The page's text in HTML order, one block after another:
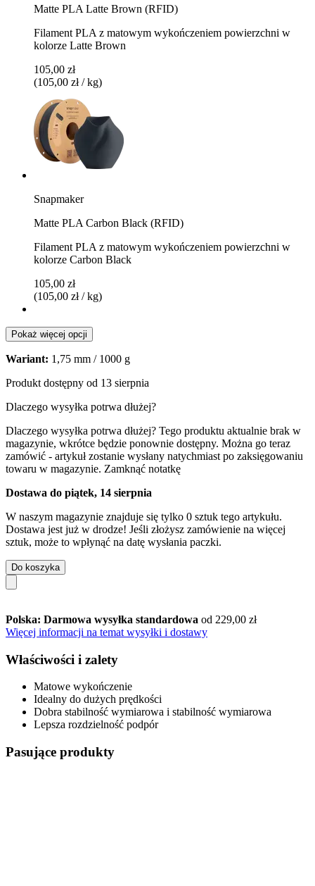
Matte PLA Latte Brown (RFID)
Filament PLA z matowym wykończeniem powierzchni w
kolorze Latte Brown
105,00 zł
(105,00 zł / kg)
Snapmaker
Matte PLA Carbon Black (RFID)
Filament PLA z matowym wykończeniem powierzchni w
kolorze Carbon Black
105,00 zł
(105,00 zł / kg)
Pokaż więcej opcji
Wariant: 1,75 mm / 1000 g
Produkt dostępny od 13 sierpnia
Dlaczego wysyłka potrwa dłużej?
Dlaczego wysyłka potrwa dłużej? Tego produktu aktualnie brak w
magazynie, wkrótce będzie ponownie dostępny. Można go teraz
zamówić - artykuł zostanie wysłany natychmiast po zaksięgowaniu
towaru w magazynie. Zamknąć notatkę
Dostawa do piątek, 14 sierpnia
W naszym magazynie znajduje się tylko 0 sztuk tego artykułu.
Dostawa jest już w drodze! Jeśli złożysz zamówienie na więcej
sztuk, może to wpłynąć na datę wysłania paczki.
Do koszyka
Polska: Darmowa wysyłka standardowa od 229,00 zł
Więcej informacji na temat wysyłki i dostawy
Właściwości i zalety
Matowe wykończenie
Idealny do dużych prędkości
Dobra stabilność wymiarowa i stabilność wymiarowa
Lepsza rozdzielność podpór
Pasujące produkty